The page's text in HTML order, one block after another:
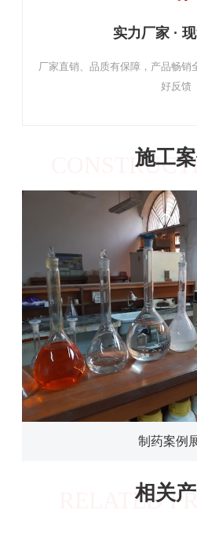
实力厂家 ·
厂家直销、品质有保障，产品畅销
好反馈
施工
制药案例
相关
RELATED